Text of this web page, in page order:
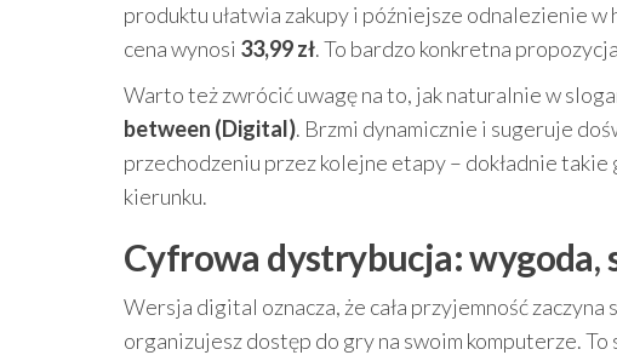
produktu ułatwia zakupy i późniejsze odnalezienie
cena wynosi 33,99 zł. To bardzo konkretna
Warto też zwrócić uwagę na to, jak naturalnie w
between (Digital). Brzmi dynamicznie i sugeruje
przechodzeniu przez kolejne etapy – dokładnie
kierunku.
Cyfrowa dystrybucja: wygoda,
Wersja digital oznacza, że cała przyjemność zaczyna
organizujesz dostęp do gry na swoim komputerze.